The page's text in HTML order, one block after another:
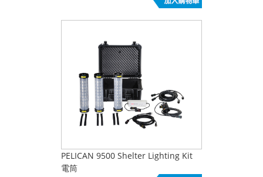
PELICAN 9500 Shelter Lighting Kit
電筒